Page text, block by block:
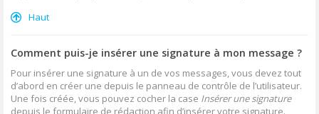
Haut
Comment puis-je insérer une signature à mon message ?
Pour insérer une signature à un de vos messages, vous devez tout
d’abord en créer une depuis le panneau de contrôle de l’utilisateur.
Une fois créée, vous pouvez cocher la case Insérer une signature
depuis le formulaire de rédaction afin d’insérer votre signature.